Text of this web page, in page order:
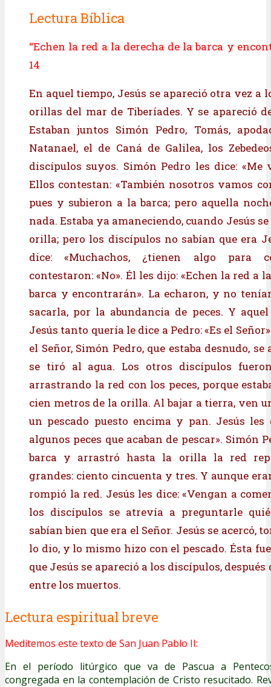
Lectura Bíblica
“Echen la red a la derecha de la barca y
14
En aquel tiempo, Jesús se apareció otra vez a
orillas del mar de Tiberíades. Y se apareció
Estaban juntos Simón Pedro, Tomás,
Natanael, el de Caná de Galilea, los
discípulos suyos. Simón Pedro les dice: «Me
Ellos contestan: «También nosotros vamos
pues y subieron a la barca; pero aquella
nada. Estaba ya amaneciendo, cuando Jesús
orilla; pero los discípulos no sabían que era
dice: «Muchachos, ¿tienen algo para
contestaron: «No». Él les dijo: «Echen la red a
barca y encontrarán». La echaron, y no
sacarla, por la abundancia de peces. Y
Jesús tanto quería le dice a Pedro: «Es el
el Señor, Simón Pedro, que estaba desnudo,
se tiró al agua. Los otros discípulos
arrastrando la red con los peces, porque
cien metros de la orilla. Al bajar a tierra, ven
un pescado puesto encima y pan. Jesús les
algunos peces que acaban de pescar». Simón
barca y arrastró hasta la orilla la red
grandes: ciento cincuenta y tres. Y aunque
rompió la red. Jesús les dice: «Vengan a
los discípulos se atrevía a preguntarle
sabían bien que era el Señor. Jesús se acercó,
lo dio, y lo mismo hizo con el pescado. Ésta
que Jesús se apareció a los discípulos,
entre los muertos.
Lectura espiritual breve
Meditemos este texto de San Juan Pablo II:
En el período litúrgico que va de Pascua a
congregada en la contemplación de Cristo resucitado.